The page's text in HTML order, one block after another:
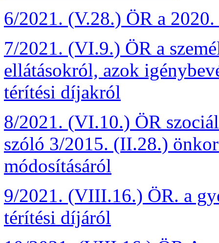
6/2021. (V.28.) ÖR a
7/2021. (VI.9.) ÖR a
ellátásokról, azok
térítési díjakról
8/2021. (VI.10.) ÖR
szóló 3/2015. (II.28.)
módosításáról
9/2021. (VIII.16.) ÖR. a
térítési díjáról